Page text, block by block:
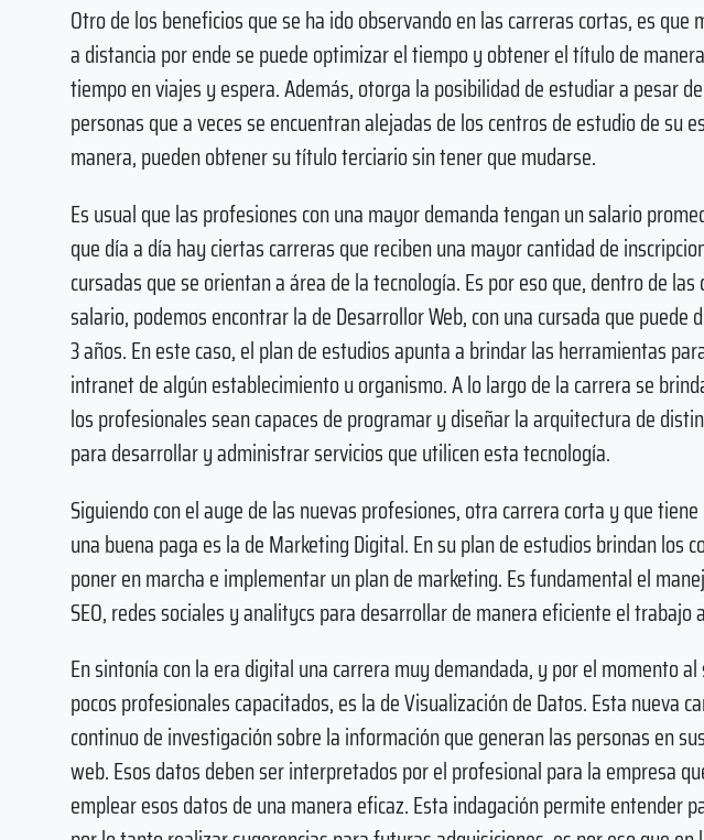
Otro de los beneficios que se ha ido observando en las carreras cortas, es
a distancia por ende se puede optimizar el tiempo y obtener el título de
tiempo en viajes y espera. Además, otorga la posibilidad de estudiar a pesar
personas que a veces se encuentran alejadas de los centros de estudio de su
manera, pueden obtener su título terciario sin tener que mudarse.
Es usual que las profesiones con una mayor demanda tengan un salario
que día a día hay ciertas carreras que reciben una mayor cantidad de
cursadas que se orientan a área de la tecnología. Es por eso que, dentro de
salario, podemos encontrar la de Desarrollor Web, con una cursada que
3 años. En este caso, el plan de estudios apunta a brindar las herramientas
intranet de algún establecimiento u organismo. A lo largo de la carrera se
los profesionales sean capaces de programar y diseñar la arquitectura de
para desarrollar y administrar servicios que utilicen esta tecnología.
Siguiendo con el auge de las nuevas profesiones, otra carrera corta y que
una buena paga es la de Marketing Digital. En su plan de estudios brindan los
poner en marcha e implementar un plan de marketing. Es fundamental el
SEO, redes sociales y analitycs para desarrollar de manera eficiente el trabajo
En sintonía con la era digital una carrera muy demandada, y por el momento
pocos profesionales capacitados, es la de Visualización de Datos. Esta nueva
continuo de investigación sobre la información que generan las personas en
web. Esos datos deben ser interpretados por el profesional para la empresa
emplear esos datos de una manera eficaz. Esta indagación permite entender